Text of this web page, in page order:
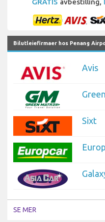
GRATIS avbestilling,
Bilutleiefirmaer hos Penang
Avis
Sixt
SE MER